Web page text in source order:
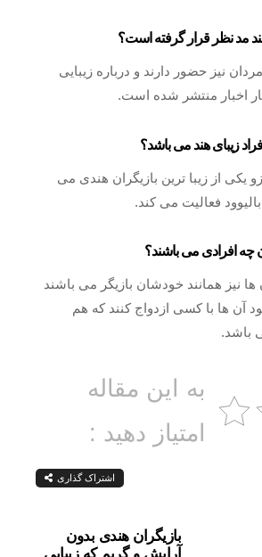
هند مد نظر قرار گرفته است؟
نیز حضور دارند و درباره زیبایی
اخبار منتشر شده است.
زیبای هند می باشد؟
یکی از زیبا ترین بازیگران هندی می
فعالیت می کند.
چه افرادی می باشند؟
نیز همانند خودشان بازیگر می باشند
آن ها با کسی ازدواج کنند که هم
باشد.
به این مقاله
امتیاز دهید :
اشتراک گذاری
بازیگران هندی بدون